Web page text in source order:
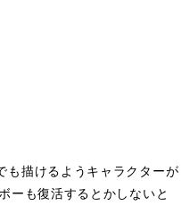
も描けるようキャラクターが
ーも復活するとかしないと